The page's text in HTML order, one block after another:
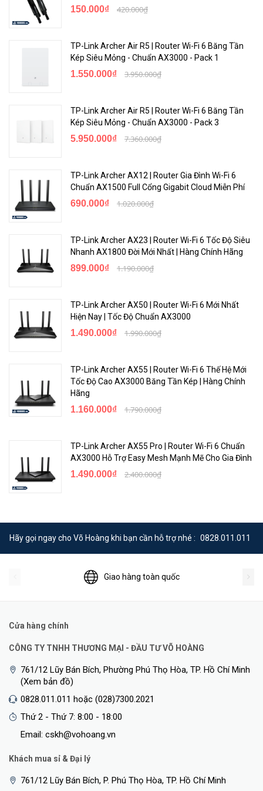
Tp-Link M7200 review đã chỉ ra rằng, bộ phát wifi M7200
(bao gồm cả máy tính bảng, laptop, điện thoại di động) mà
Đánh giá Tp-Link M7200 4G qua thời lượng pin cho thấy
dụng liên tục 8 tiếng mà không lo bị gián đoạn internet.
Với thời lượng pin này, bạn có thể thoải mái sử dụng
đặc biệt là những lúc đi công tác, du lịch.
Và dù là tham khảo ở trang Tp-Link M7200 review nào
thời lượng pin cũng nhận được nhiều phản hồi tích cực của
Thiết lập kết nối
Tp-Link M7200 review cho thấy việc lắp đặt và sử dụng
Khi có nhu cầu cần mua Tp-Link M7200 4G, chắc hẳn
nhiều người cũng băn khoăn về vấn đề thiết lập, cài đặt
dùng. Để sử dụng, bạn chỉ cần lắp sim vào đúng vị trí, sau
đó bật nguồn là hoàn tất.
Vấn đề quản lý thiết bị
150.000₫ 420.000₫
TP-Link Archer Air R5 | Router Wi-Fi 6 Băng Tần
Kép Siêu Mỏng - Chuẩn AX3000 - Pack 1
1.550.000₫ 3.950.000₫
TP-Link Archer Air R5 | Router Wi-Fi 6 Băng Tần
Kép Siêu Mỏng - Chuẩn AX3000 - Pack 3
5.950.000₫ 7.360.000₫
TP-Link Archer AX12 | Router Gia Đình Wi-Fi 6
Chuẩn AX1500 Full Cổng Gigabit Cloud Miễn Phí
690.000₫ 1.020.000₫
TP-Link Archer AX23 | Router Wi-Fi 6 Tốc Độ Siêu
Nhanh AX1800 Đời Mới Nhất | Hàng Chính Hãng
899.000₫ 1.190.000₫
TP-Link Archer AX50 | Router Wi-Fi 6 Mới Nhất
Hiện Nay | Tốc Độ Chuẩn AX3000
1.490.000₫ 1.990.000₫
TP-Link Archer AX55 | Router Wi-Fi 6 Thế Hệ Mới
Tốc Độ Cao AX3000 Băng Tần Kép | Hàng Chính
Hãng
1.160.000₫ 1.790.000₫
TP-Link Archer AX55 Pro | Router Wi-Fi 6 Chuẩn
AX3000 Hỗ Trợ Easy Mesh Mạnh Mẽ Cho Gia Đình
1.490.000₫ 2.400.000₫
Hãy gọi ngay cho Võ Hoàng khi bạn cần hỗ trợ nhé : 0828.011.011
Giao hàng toàn quốc
Cửa hàng chính
CÔNG TY TNHH THƯƠNG MẠI - ĐẦU TƯ VÕ HOÀNG
761/12 Lũy Bán Bích, Phường Phú Thọ Hòa, TP. Hồ Chí Minh
(Xem bản đồ)
0828.011.011 hoặc (028)7300.2021
Thứ 2 - Thứ 7: 8:00 - 18:00
Email: cskh@vohoang.vn
Khách mua sỉ & Đại lý
761/12 Lũy Bán Bích, P. Phú Thọ Hòa, TP. Hồ Chí Minh